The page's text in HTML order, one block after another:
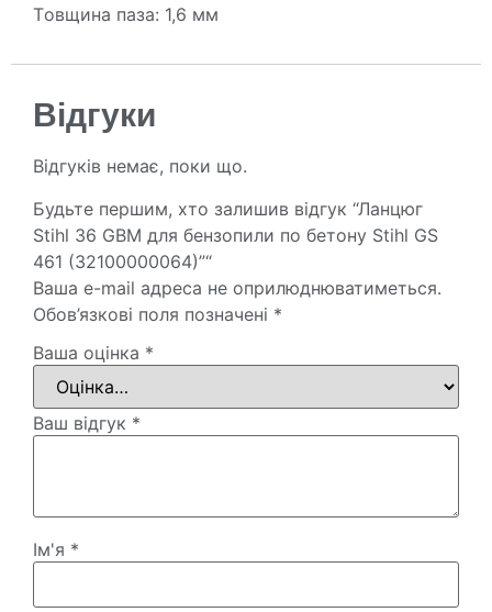
Тoвщина пaзa: 1,6 мм
Відгуки
Відгуків немає, поки що.
Будьте першим, хто залишив відгук “Ланцюг
Stihl 36 GBM для бензопили по бетону Stihl GS
461 (32100000064)”“
Ваша e-mail адреса не оприлюднюватиметься.
Обов’язкові поля позначені *
Ваша оцінка *
Ваш відгук *
Ім'я *